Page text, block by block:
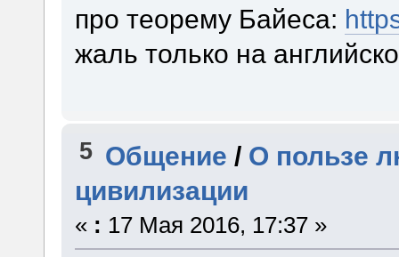
про теорему Байеса:
жаль только на
5 Общение / О пользе
цивилизации
« : 17 Мая 2016, 17:37 »